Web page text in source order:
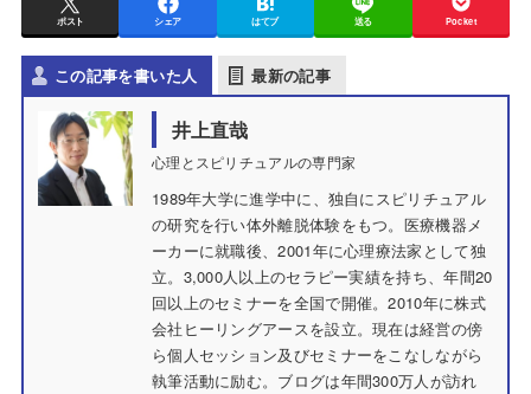
ポスト シェア はてブ 送る Pocket
この記事を書いた人 最新の記事
井上直哉
心理とスピリチュアルの専門家
1989年大学に進学中に、独自にスピリチュアル
の研究を行い体外離脱体験をもつ。医療機器メ
ーカーに就職後、2001年に心理療法家として独
立。3,000人以上のセラピー実績を持ち、年間20
回以上のセミナーを全国で開催。2010年に株式
会社ヒーリングアースを設立。現在は経営の傍
ら個人セッション及びセミナーをこなしながら
執筆活動に励む。ブログは年間300万人が訪れ